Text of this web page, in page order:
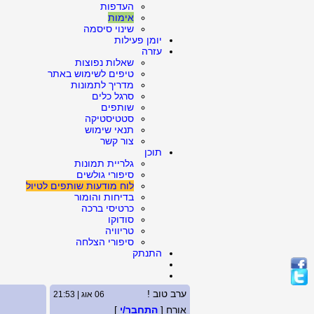
העדפות
אימות
שינוי סיסמה
יומן פעילות
עזרה
שאלות נפוצות
טיפים לשימוש באתר
מדריך לתמונות
סרגל כלים
שותפים
סטטיסטיקה
תנאי שימוש
צור קשר
תוכן
גלריית תמונות
סיפורי גולשים
לוח מודעות שותפים לטיול
בדיחות והומור
כרטיסי ברכה
סודוקו
טריוויה
סיפורי הצלחה
התנתק
ערב טוב ! 06 אוג | 21:53
אורח [ התחבר/י ]